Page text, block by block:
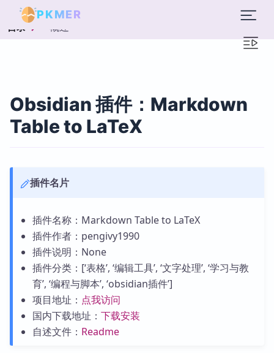
PKMER
目录 概述
Obsidian 插件：Markdown
Table to LaTeX
插件名片
插件名称：Markdown Table to LaTeX
插件作者：pengivy1990
插件说明：None
插件分类：[‘表格’, ‘编辑工具’, ‘文字处理’, ‘学习与教
育’, ‘编程与脚本’, ‘obsidian插件’]
项目地址： 点我访问
国内下载地址： 下载安装
自述文件： Readme